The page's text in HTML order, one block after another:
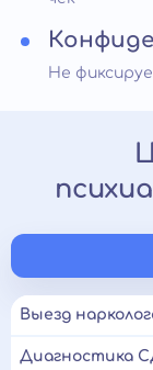
Не
Выезд
Диагностика